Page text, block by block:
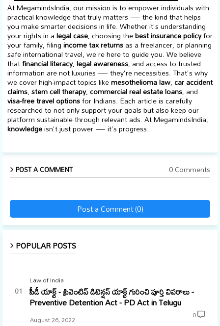
At MegamindsIndia, our mission is to empower individuals with
practical knowledge that truly matters — the kind that helps
you make smarter decisions in life. Whether it's understanding
your rights in alegal case, choosing thebest insurance policyfor
your family, filingincome tax returnsas a freelancer, or planning
safe international travel, we're here to guide you. We believe
thatfinancial literacy,legal awareness, and access to trusted
information are not luxuries — they're necessities. That's why
we cover high-impact topics likemesothelioma law,car accident
claims,stem cell therapy,commercial real estate loans, and
visa-free travel optionsfor Indians. Each article is carefully
researched to not only support your goals but also keep our
platform sustainable through relevant ads. At MegamindsIndia,
knowledgeisn't just power — it's progress.
POST A COMMENT 0 Comments
Post a Comment (0)
POPULAR POSTS
Law of India
పీడీ యాక్ట్ - ప్రివెంటివ్ డిటెన్షన్ యాక్ట్ గురించి పూర్తి వివరాలు -
Preventive Detention Act - PD Act in Telugu
August 26, 2022 0